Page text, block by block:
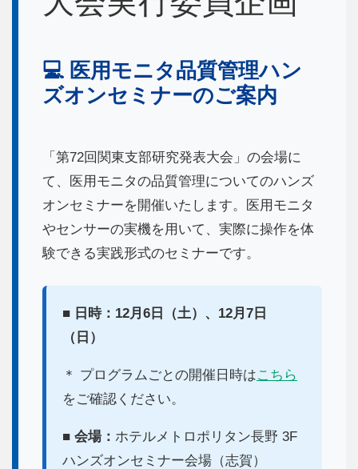
💻 医用モニタ品質管理ハン
ズオンセミナーのご案内
「第72回関東支部研究発表大会」の会場に
て、医用モニタの品質管理についてのハンズ
オンセミナーを開催いたします。医用モニタ
やセンサーの実機を用いて、実際に操作を体
験できる実践形式のセミナーです。
■ 日時：12月6日（土）、12月7日
（日）
＊ プログラムごとの開催日時はこちら
をご確認ください。
■ 会場： ホテルメトロポリタン長野 3F
ハンズオンセミナー会場（志賀）